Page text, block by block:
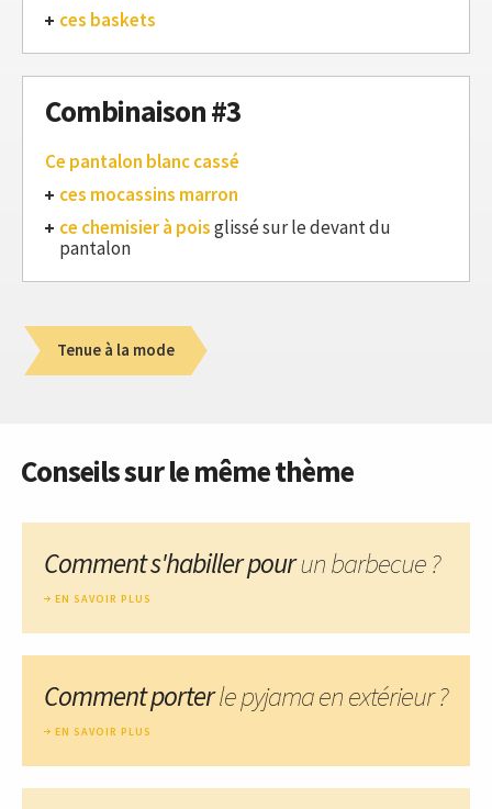
ces baskets
Combinaison #3
Ce pantalon blanc cassé
ces mocassins marron
ce chemisier à poisglissé sur le devant du
pantalon
Tenue à la mode
Conseils sur le même thème
Comment s'habiller pourun barbecue ?
EN SAVOIR PLUS
Comment porterle pyjama en extérieur ?
EN SAVOIR PLUS